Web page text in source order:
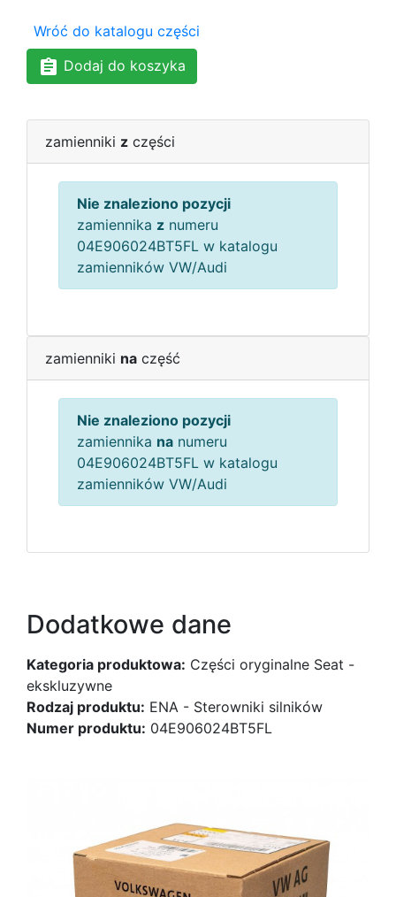
Wróć do katalogu części
Dodaj do koszyka
zamienniki z części
Nie znaleziono pozycji
zamiennika z numeru
04E906024BT5FL w katalogu
zamienników VW/Audi
zamienniki na część
Nie znaleziono pozycji
zamiennika na numeru
04E906024BT5FL w katalogu
zamienników VW/Audi
Dodatkowe dane
Kategoria produktowa: Części oryginalne Seat -
ekskluzywne
Rodzaj produktu: ENA - Sterowniki silników
Numer produktu: 04E906024BT5FL